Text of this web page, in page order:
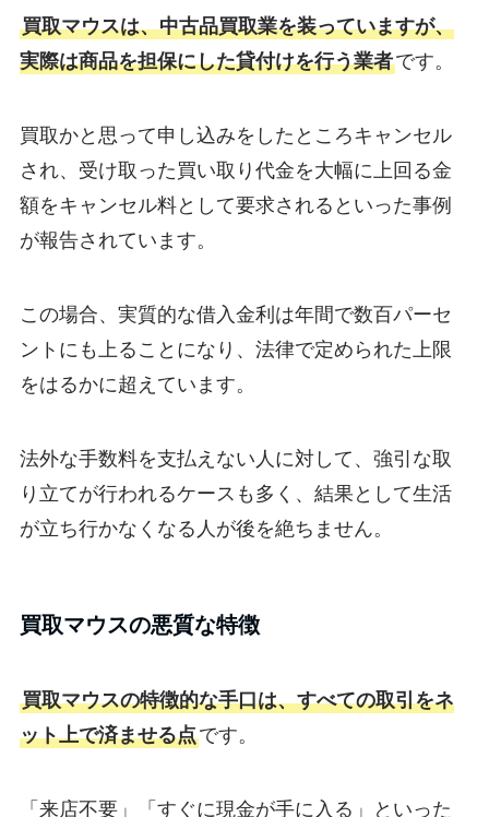
買取マウスは、中古品買取業を装っていますが、
実際は商品を担保にした貸付けを行う業者です。
買取かと思って申し込みをしたところキャンセル
され、受け取った買い取り代金を大幅に上回る金
額をキャンセル料として要求されるといった事例
が報告されています。
この場合、実質的な借入金利は年間で数百パーセ
ントにも上ることになり、法律で定められた上限
をはるかに超えています。
法外な手数料を支払えない人に対して、強引な取
り立てが行われるケースも多く、結果として生活
が立ち行かなくなる人が後を絶ちません。
買取マウスの悪質な特徴
買取マウスの特徴的な手口は、すべての取引をネ
ット上で済ませる点です。
「来店不要」「すぐに現金が手に入る」といった